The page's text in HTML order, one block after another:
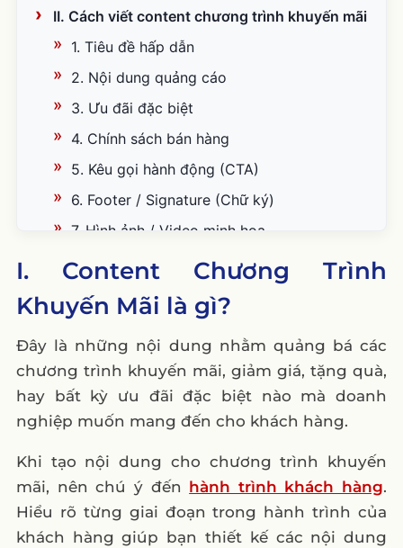
II. Cách viết content chương trình khuyến mãi
1. Tiêu đề hấp dẫn
2. Nội dung quảng cáo
3. Ưu đãi đặc biệt
4. Chính sách bán hàng
5. Kêu gọi hành động (CTA)
6. Footer / Signature (Chữ ký)
7. Hình ảnh / Video minh họa
III. 10 Mẫu Content Chương Trình Khuyến
Mãi
Mẫu 1: Điện thoại di động
Mẫu 2: Thời trang
Mẫu 3: Đồ gia dụng
Mẫu 4: Mỹ phẩm
Mẫu 6: Sách
Mẫu 7: Thực phẩm chức năng
Mẫu 8: Đồ chơi trẻ em
I. Content Chương Trình
Khuyến Mãi là gì?
Đây là những nội dung nhằm quảng bá các
chương trình khuyến mãi, giảm giá, tặng quà,
hay bất kỳ ưu đãi đặc biệt nào mà doanh
nghiệp muốn mang đến cho khách hàng.
Khi tạo nội dung cho chương trình khuyến
mãi, nên chú ý đến hành trình khách hàng.
Hiểu rõ từng giai đoạn trong hành trình của
khách hàng giúp bạn thiết kế các nội dung